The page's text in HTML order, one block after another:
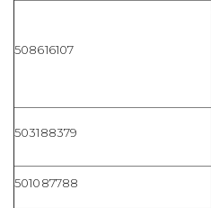
508616107
503188379
501087788